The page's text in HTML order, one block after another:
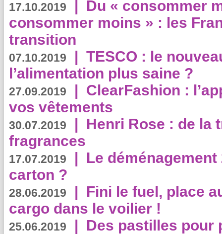
17.10.2019 | Du « consommer
consommer moins » : les
transition
07.10.2019 | TESCO : le
l’alimentation plus saine ?
27.09.2019 | ClearFashion :
vos vêtements
30.07.2019 | Henri Rose : de la
fragrances
17.07.2019 | Le
carton ?
28.06.2019 | Fini le fuel, place
cargo dans le voilier !
25.06.2019 | Des pastilles pour